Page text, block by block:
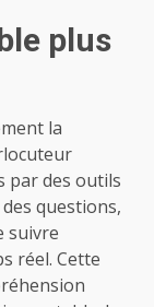
plus
la
par des outils
questions,
suivre
réel. Cette